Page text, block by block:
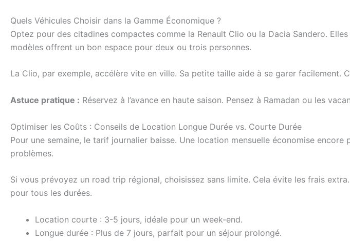
Quels Véhicules Choisir dans la Gamme Économique ?
Optez pour des citadines compactes comme la Renault Clio ou la Dacia Sandero.
modèles offrent un bon espace pour deux ou trois personnes.
La Clio, par exemple, accélère vite en ville. Sa petite taille aide à se garer facilement.
Astuce pratique : Réservez à l’avance en haute saison. Pensez à Ramadan ou les
Optimiser les Coûts : Conseils de Location Longue Durée vs. Courte Durée
Pour une semaine, le tarif journalier baisse. Une location mensuelle économise
problèmes.
Si vous prévoyez un road trip régional, choisissez sans limite. Cela évite les frais
pour tous les durées.
Location courte : 3-5 jours, idéale pour un week-end.
Longue durée : Plus de 7 jours, parfait pour un séjour prolongé.